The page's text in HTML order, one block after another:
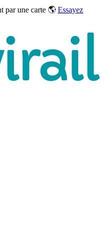
par une carte 🌎 Essayez